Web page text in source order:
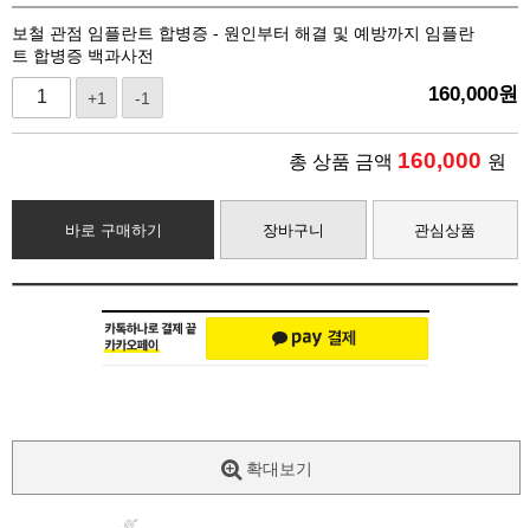
보철 관점 임플란트 합병증 - 원인부터 해결 및 예방까지 임플란
트 합병증 백과사전
+1 -1 160,000원
총 상품 금액 160,000 원
바로 구매하기 장바구니 관심상품
확대보기